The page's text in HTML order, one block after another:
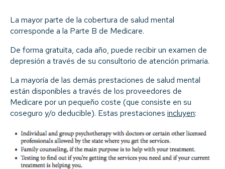
La mayor parte de la cobertura de salud mental
corresponde a la Parte B de Medicare.
De forma gratuita, cada año, puede recibir un examen de
depresión a través de su consultorio de atención primaria.
La mayoría de las demás prestaciones de salud mental
están disponibles a través de los proveedores de
Medicare por un pequeño coste (que consiste en su
coseguro y/o deducible). Estas prestaciones incluyen: